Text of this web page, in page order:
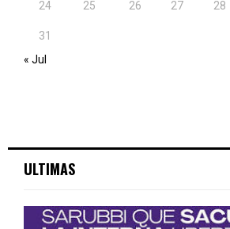
24 25 26 27 28
31
« Jul
ULTIMAS